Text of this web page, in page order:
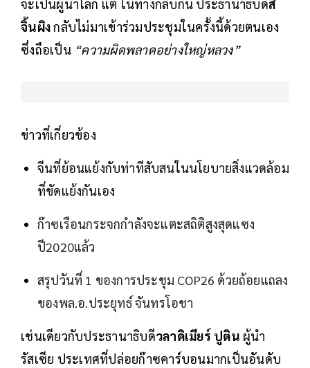
จะเป็นผู้นำโลก แต่ ในทางกลับกัน ประธานาธิบดีสี
จิ้นผิงกลับไม่มาเข้าร่วมประชุมในครั้งนี้ด้วยตนเอง
ซึ่งถือเป็น “ความผิดพลาดอย่างใหญ่หลวง”
ข่าวที่เกี่ยวข้อง
จีนที่ย้อนแย้งกับท่าทีสับสนในนโยบายสิ่งแวดล้อม
ที่ขัดแย้งกันเอง
ก๊าซเรือนกระจกกำลังจะแตะสถิติสูงสุดแซง
ปี2020แล้ว
สรุปวันที่ 1 ของการประชุม COP26 ด้วยถ้อยแถลง
ของพล.อ.ประยุทธ์ จันทรโอชา
เช่นเดียวกับประธานาธิบดีวลาดิเมียร์ ปูติน ผู้นำ
รัสเซีย ประเทศที่ปล่อยก๊าซคาร์บอนมากเป็นอันดับ